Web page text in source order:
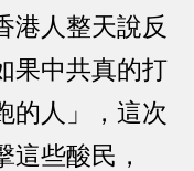
港人整天說反
果中共真的打
的人」，這次
這些酸民，